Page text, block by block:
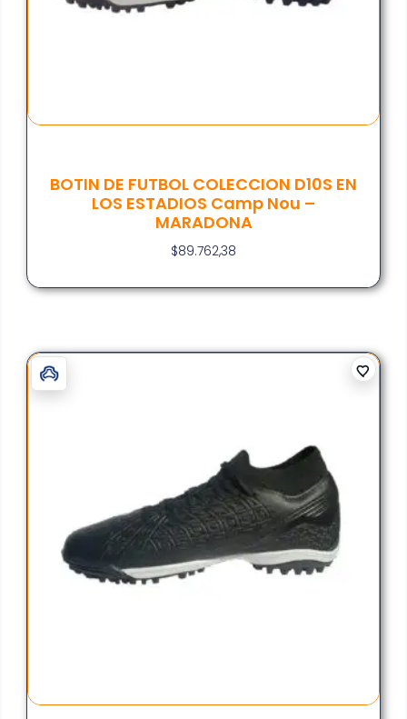
BOTIN DE FUTBOL COLECCION D10S EN
LOS ESTADIOS Camp Nou –
MARADONA
$89.762,38